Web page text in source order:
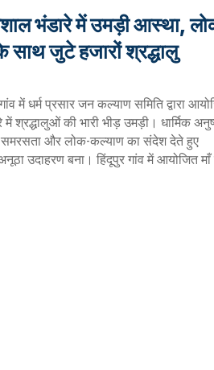
भंडारे में उमड़ी आस्था,
जुटे हजारों श्रद्धालु
में धर्म प्रसार जन कल्याण समिति द्वारा
में श्रद्धालुओं की भारी भीड़ उमड़ी। धार्मिक
समरसता और लोक-कल्याण का संदेश देते हुए
उदाहरण बना। हिंदूपुर गांव में आयोजित माँ